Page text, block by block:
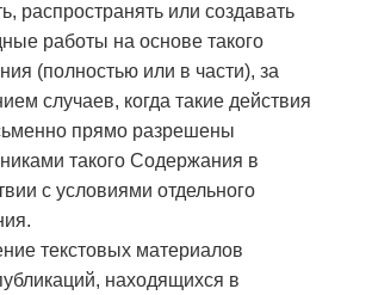
распространять или создавать
работы на основе такого
(полностью или в части), за
случаев, когда такие действия
прямо разрешены
такого Содержания в
с условиями отдельного
текстовых материалов
находящихся в